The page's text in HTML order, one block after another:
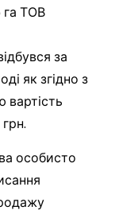
га ТОВ
за
як згідно з
особисто